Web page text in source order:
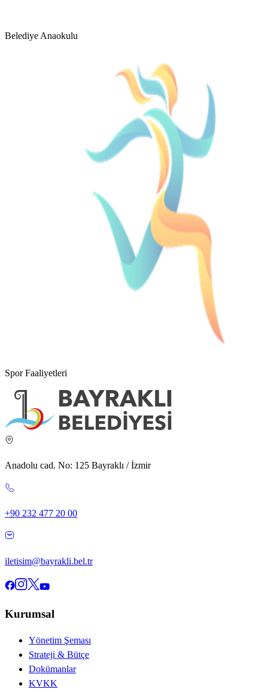
Belediye Anaokulu
Spor Faaliyetleri
Anadolu cad. No: 125 Bayraklı / İzmir
+90 232 477 20 00
iletisim@bayrakli.bel.tr
Kurumsal
Yönetim Şeması
Strateji & Bütçe
Dokümanlar
KVKK